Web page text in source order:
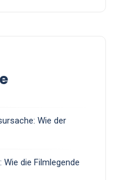
Wie der
die Filmlegende